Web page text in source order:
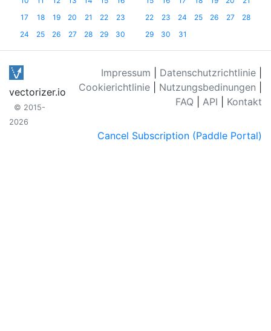
17
18 19 20 21 22
23
24
25 26 27 28 29 30
22
23 24 25 26 27
28
29
30 31
vectorizer.io
© 2015-
2026
Impressum Datenschutzrichtlinie
Cookierichtlinie
Nutzungsbedinungen
FAQ
API Kontakt
Cancel Subscription (Paddle Portal)